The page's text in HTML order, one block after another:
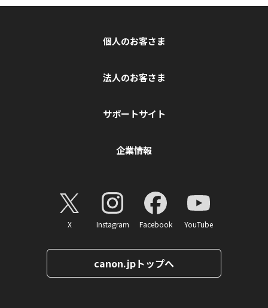
個人のお客さま
法人のお客さま
サポートサイト
企業情報
X Instagram Facebook YouTube
canon.jpトップへ